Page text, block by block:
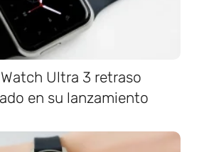
Ultra 3 retraso
en su lanzamiento